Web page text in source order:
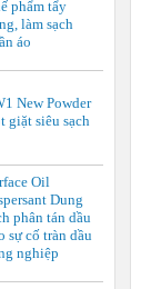
phẩm tẩy
làm sạch
áo
New Powder
giặt siêu sạch
Oil
Dung
phân tán dầu
sự cố tràn dầu
nghiệp